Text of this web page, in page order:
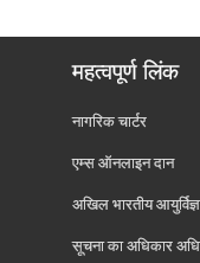
महत्वपूर्ण लिंक
नागरिक चार्टर
एम्स ऑनलाइन दान
अखिल भारतीय
सूचना का अधिकार